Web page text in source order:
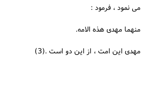
می نمود ، فرمود :
منهما مهدی هذه الامه.
مهدی این امت ، از این دو است .(3)